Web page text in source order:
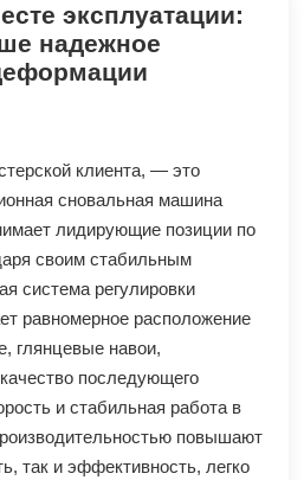
эксплуатации:
надежное
клиента, — это
сновальная машина
лидирующие позиции по
своим стабильным
система регулировки
равномерное расположение
глянцевые навои,
последующего
и стабильная работа в
повышают
так и эффективность, легко